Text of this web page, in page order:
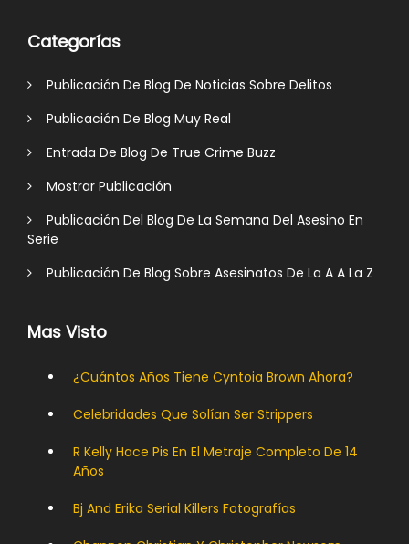
Categorías
Publicación De Blog De Noticias Sobre Delitos
Publicación De Blog Muy Real
Entrada De Blog De True Crime Buzz
Mostrar Publicación
Publicación Del Blog De La Semana Del Asesino En
Serie
Publicación De Blog Sobre Asesinatos De La A A La Z
Mas Visto
¿Cuántos Años Tiene Cyntoia Brown Ahora?
Celebridades Que Solían Ser Strippers
R Kelly Hace Pis En El Metraje Completo De 14
Años
Bj And Erika Serial Killers Fotografías